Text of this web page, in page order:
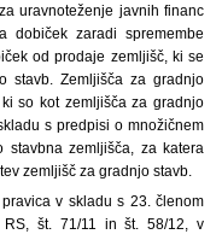
uravnoteženje javnih financ
zaradi spremembe
od prodaje zemljišč, ki se
stavb. Zemljišča za gradnjo
so kot zemljišča za gradnjo
s predpisi o množičnem
stavbna zemljišča, za katera
zemljišč za gradnjo stavb.
v skladu s 23. členom
RS, št. 71/11 in št. 58/12, v